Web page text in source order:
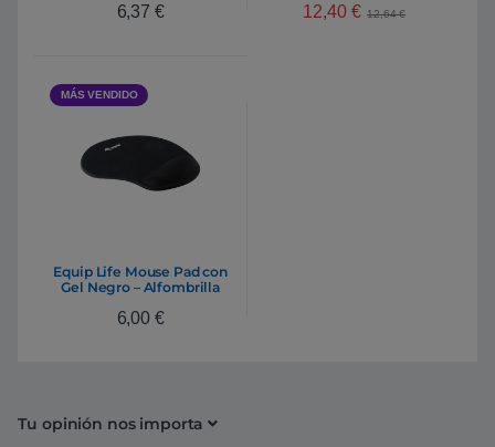
6,37 € 12,40 € 12,64€
MÁS VENDIDO
Equip Life Mouse Pad con
Gel Negro – Alfombrilla
6,00 €
Tu opinión nos importa